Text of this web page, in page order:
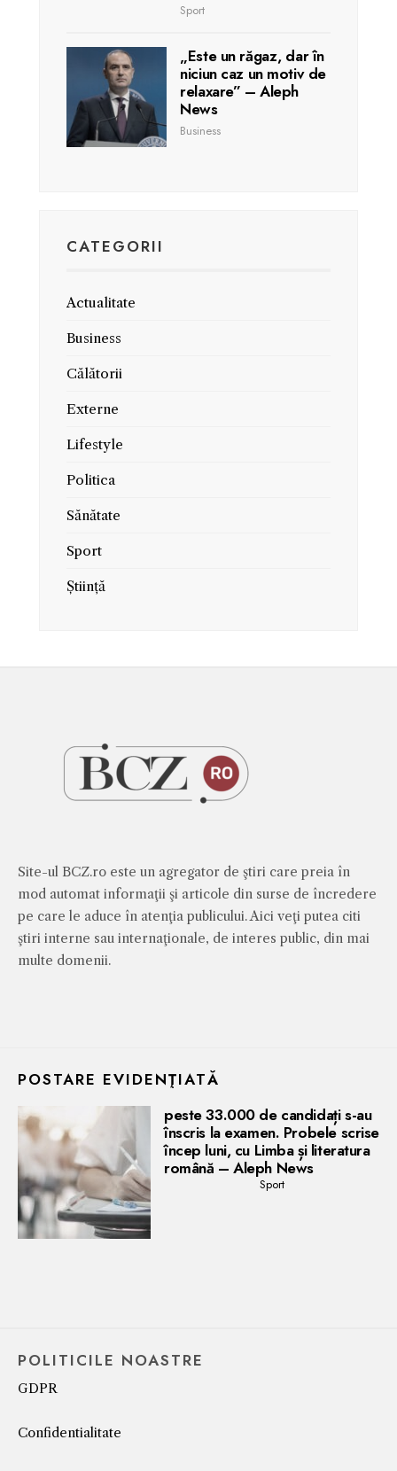
Sport
„Este un răgaz, dar în
niciun caz un motiv de
relaxare” – Aleph
News
Business
CATEGORII
Actualitate
Business
Călătorii
Externe
Lifestyle
Politica
Sănătate
Sport
Știință
Site-ul BCZ.ro este un agregator de ştiri care preia în
mod automat informaţii şi articole din surse de încredere
pe care le aduce în atenţia publicului. Aici veţi putea citi
ştiri interne sau internaţionale, de interes public, din mai
multe domenii.
POSTARE EVIDENŢIATĂ
peste 33.000 de candidați s-au
înscris la examen. Probele scrise
încep luni, cu Limba și literatura
română – Aleph News
Sport
POLITICILE NOASTRE
GDPR
Confidentialitate